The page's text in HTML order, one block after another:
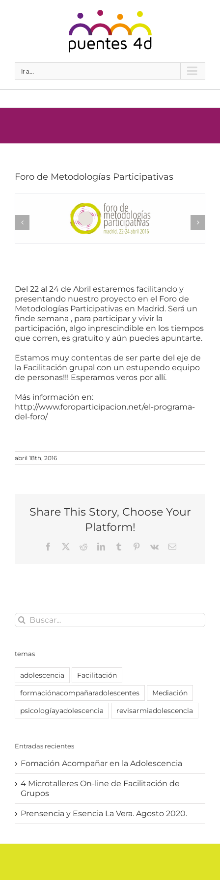
Ir a...
Foro de Metodologías Participativas
Del 22 al 24 de Abril estaremos facilitando y
presentando nuestro proyecto en el Foro de
Metodologías Participativas en Madrid. Será un
finde semana , para participar y vivir la
participación, algo inprescindible en los tiempos
que corren, es gratuito y aún puedes apuntarte.
Estamos muy contentas de ser parte del eje de
la Facilitación grupal con un estupendo equipo
de personas!!! Esperamos veros por allí.
Más información en:
http://www.foroparticipacion.net/el-programa-
del-foro/
abril 18th, 2016
Share This Story, Choose Your
Platform!
Facebook RedditLinkedInTumblr Pinterest
Vk
Correo
Buscar:
temas
adolescencia
Facilitación
formaciónacompañaradolescentes
Mediación
psicologíayadolescencia
revisarmiadolescencia
Entradas recientes
Fomación Acompañar en la Adolescencia
4 Microtalleres On-line de Facilitación de
Grupos
Prensencia y Esencia La Vera. Agosto 2020.